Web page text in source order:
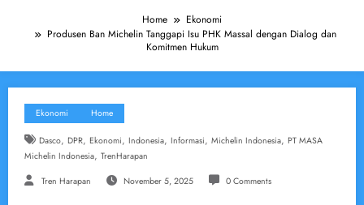
Home
Ekonomi
Produsen Ban Michelin Tanggapi Isu PHK Massal dengan Dialog dan
Komitmen Hukum
Ekonomi Home
Dasco, DPR, Ekonomi, Indonesia, Informasi, Michelin Indonesia, PT MASA
Michelin Indonesia, TrenHarapan
Tren Harapan November 5, 2025 0 Comments